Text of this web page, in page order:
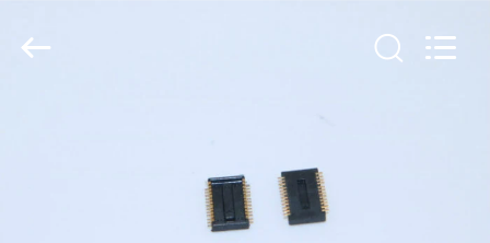
Reserved.
Developed